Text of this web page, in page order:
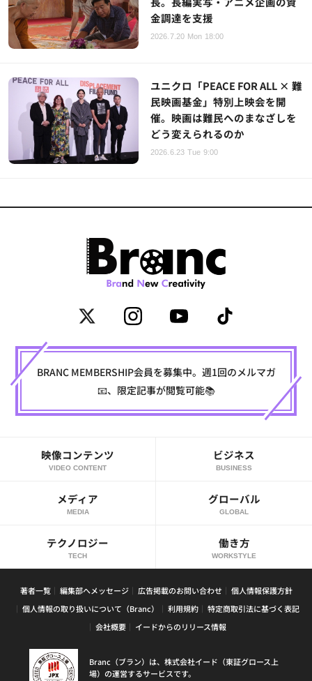
金調達を支援
2026.7.20 Mon 18:00
ユニクロ「PEACE FOR ALL × 難
民映画基金」特別上映会を開
催。映画は難民へのまなざしを
どう変えられるのか
2026.6.23 Tue 9:00
BRANC MEMBERSHIP会員を募集中。週1回のメルマガ
📧、限定記事が閲覧可能📚
映像コンテンツ
VIDEO CONTENT
ビジネス
BUSINESS
メディア
MEDIA
グローバル
GLOBAL
テクノロジー
TECH
働き方
WORKSTYLE
著者一覧 編集部へメッセージ 広告掲載のお問い合わせ
個人情報保護方針
個人情報の取り扱いについて（Branc）
利用規約
特定商取引法に基づく表記
会社概要
イードからのリリース情報
Branc（ブラン）は、株式会社イード（東証グロース上
場）の運営するサービスです。